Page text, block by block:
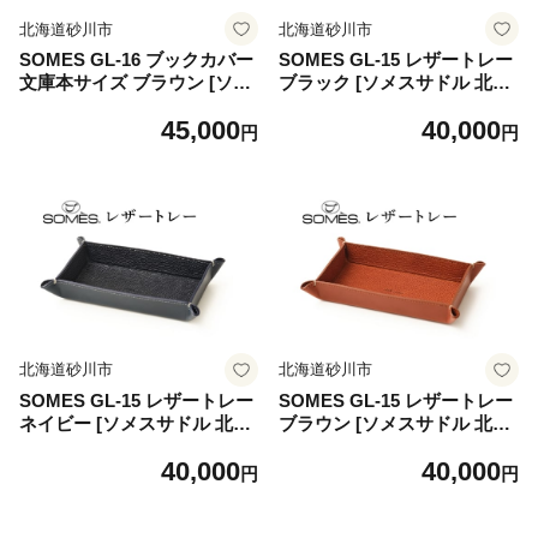
北海道砂川市
SOMES GL-16 ブックカバー
文庫本サイズ ブラウン [ソメ
0912] ソメス 文庫 a6 日本製
45,000円
北海道砂川市
SOMES GL-15 レザートレー
ブラック [ソメスサドル 北海
インテリア トレー 日本製 本
40,000円
北海道砂川市
SOMES GL-15 レザートレー
ネイビー [ソメスサドル 北海
インテリア トレー 日本製 本
40,000円
北海道砂川市
SOMES GL-15 レザートレー
ブラウン [ソメスサドル 北海
インテリア トレー 日本製 本
40,000円